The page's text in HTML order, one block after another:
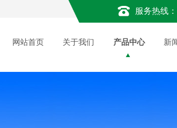
服务热线：
网站首页 关于我们 产品中心 新